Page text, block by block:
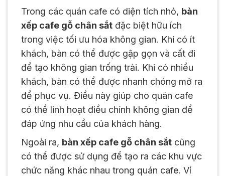
Trong các quán cafe có diện tích nhỏ, bàn
xếp cafe gỗ chân sắt đặc biệt hữu ích
trong việc tối ưu hóa không gian. Khi có ít
khách, bàn có thể được gập gọn và cất đi
để tạo không gian trống trải. Khi có nhiều
khách, bàn có thể được nhanh chóng mở ra
để phục vụ. Điều này giúp cho quán cafe
có thể linh hoạt điều chỉnh không gian để
đáp ứng nhu cầu của khách hàng.
Ngoài ra, bàn xếp cafe gỗ chân sắt cũng
có thể được sử dụng để tạo ra các khu vực
chức năng khác nhau trong quán cafe. Ví